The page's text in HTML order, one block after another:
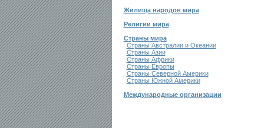
Жилища народов мира
Религии мира
Страны мира
Страны Австралии и Океании
Страны Азии
Страны Африки
Страны Европы
Страны Северной Америки
Страны Южной Америки
Международные организации